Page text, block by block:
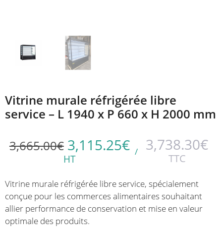
Vitrine murale réfrigérée libre
service – L 1940 x P 660 x H 2000 mm
3,665.00€ 3,115.25€
HT
/ 3,738.30€
TTC
Vitrine murale réfrigérée libre service, spécialement
conçue pour les commerces alimentaires souhaitant
allier performance de conservation et mise en valeur
optimale des produits.